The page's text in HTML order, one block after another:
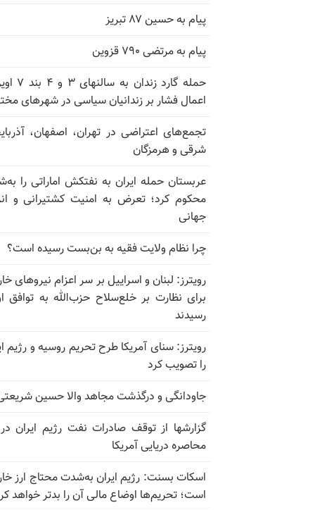
پیام به حسین ۸۷ تبریز
پیام به مرتضی ۷۹۰ قزوین
حمله گارد
اعمال فشار بر زندانیان سیاسی در شهرهای
تجمع‌های اعتراضی در تهران، اصفهان،
شرقی و هرمزگان
عربستان حمله ایران به نفتکش اماراتی را
محکوم کرد؛ تعرض به امنیت کشتیرانی و
جهانی
چرا نظام ولایت فقیه به بن‌بست رسیده است؟
رویترز: لبنان و اسراییل بر سر اعزام نیروهای
برای نظارت بر خلع‌سلاح حزب‌الله به توافق
رسیدند
رویترز: سنای آمریکا طرح تحریم روسیه و رژیم
را تصویب کرد
جاودانگی و درگذشت مجاهد والا حسین
گزارشها از توقف صادرات نفت رژیم ایران
محاصره دریایی آمریکا
اسکات بسنت: رژیم ایران به‌شدت محتاج ارز
است؛ تحریم‌ها اوضاع مالی آن را بدتر خواهد